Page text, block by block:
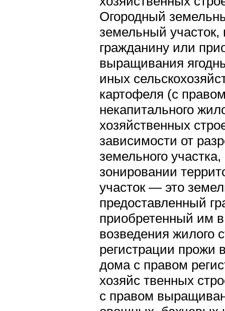
Огородный
земельный
гражданину или
выращивания
иных
картофеля (с
некапитального
хозяйственных
зависимости от
земельного
зонировании
участок — это
предоставленный
приобретенный им
возведения жилого
регистрации прожи
дома с правом
хозяйс твенных
с правом